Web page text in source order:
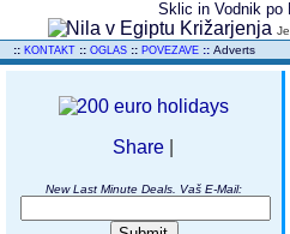
Sklic in Vodnik po
:: KONTAKT :: OGLAS :: POVEZAVE :: Adverts
Share
New Last Minute Deals. Vaš E-Mail: